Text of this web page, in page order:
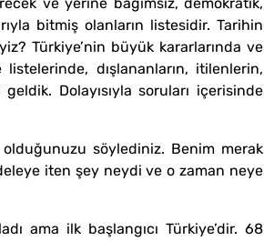
bitmiş olanların listesidir. Tarihin
Türkiye’nin büyük kararlarında ve
dışlananların, itilenlerin,
Dolayısıyla soruları içerisinde
söylediniz. Benim merak
iten şey neydi ve o zaman neye
ama ilk başlangıcı Türkiye’dir. 68